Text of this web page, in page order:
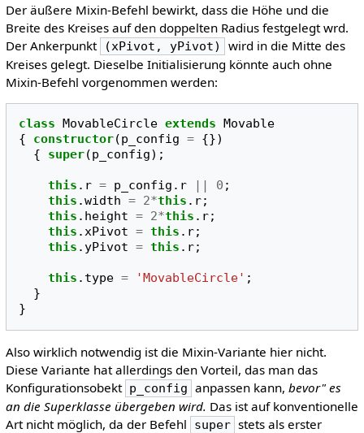
Der äußere Mixin-Befehl bewirkt, dass die Höhe und die
Breite des Kreises auf den doppelten Radius festgelegt wrd.
Der Ankerpunkt
(xPivot, yPivot)
wird in die Mitte des
Kreises gelegt. Dieselbe Initialisierung könnte auch ohne
Mixin-Befehl vorgenommen werden:
class MovableCircle extends
Movable
{
constructor(p_config = {})
{
super(p_config);
this . r = p_config . r 0 ;
this .width = 2*this . r;
this . height = 2*this . r;
this .xPivot = this . r;
this . yPivot = this . r;
this . type = 'MovableCircle' ;
}
}
Also wirklich notwendig ist die Mixin-Variante hier nicht.
Diese Variante hat allerdings den Vorteil, das man das
Konfigurationsobekt p_config anpassen kann, bevor" es
an die Superklasse übergeben wird. Das ist auf konventionelle
Art nicht möglich, da der Befehl
super stets als erster